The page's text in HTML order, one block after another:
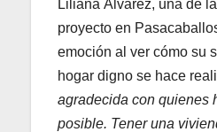
Liliana Álvarez, una de
proyecto en
emoción al ver cómo su
hogar digno se hace
agradecida con quienes
posible. Tener una